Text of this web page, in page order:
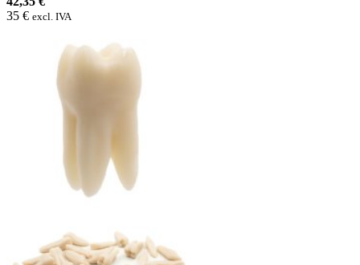
35 € excl. IVA